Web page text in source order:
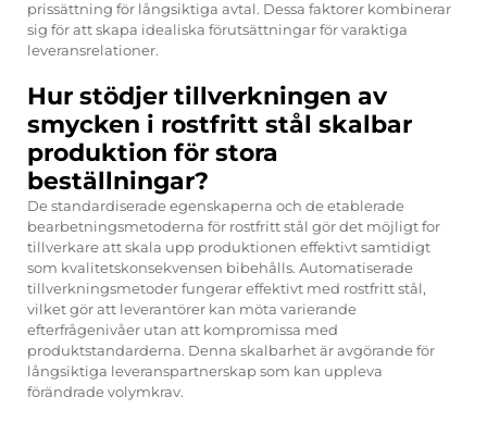
prissättning för långsiktiga avtal. Dessa faktorer kombinerar
sig för att skapa idealiska förutsättningar för varaktiga
leveransrelationer.
Hur stödjer tillverkningen av
smycken i rostfritt stål skalbar
produktion för stora
beställningar?
De standardiserade egenskaperna och de etablerade
bearbetningsmetoderna för rostfritt stål gör det möjligt for
tillverkare att skala upp produktionen effektivt samtidigt
som kvalitetskonsekvensen bibehålls. Automatiserade
tillverkningsmetoder fungerar effektivt med rostfritt stål,
vilket gör att leverantörer kan möta varierande
efterfrågenivåer utan att kompromissa med
produktstandarderna. Denna skalbarhet är avgörande för
långsiktiga leveranspartnerskap som kan uppleva
förändrade volymkrav.